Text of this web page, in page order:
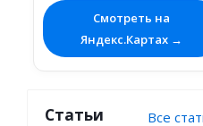
Смотреть на
Яндекс.Картах →
Статьи Все